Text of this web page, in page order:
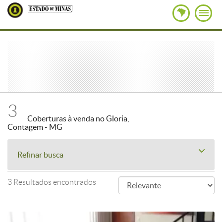
3
Coberturas à venda no Gloria,
Contagem - MG
Refinar busca
3 Resultados encontrados